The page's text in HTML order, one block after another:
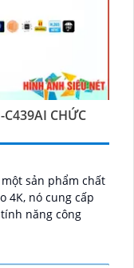
CHỨC
một sản phẩm chất